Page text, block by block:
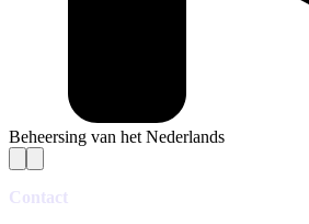
Beheersing van het Nederlands
Contact